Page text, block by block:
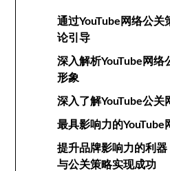
通过YouTube网络公
论引导
深入解析YouTube网
形象
深入了解YouTube公关
最具影响力的
提升品牌影响力的利器
与公关策略实现成功